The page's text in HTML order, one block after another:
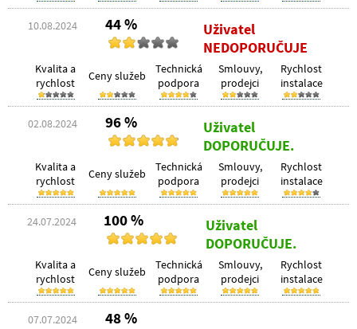
10.08.2024 44 %
Uživatel
NEDOPORUČUJE
Kvalita a
rychlost
Ceny služeb
Technická
podpora
Smlouvy,
prodejci
Rychlost
instalace
02.08.2024 96 %
Uživatel
DOPORUČUJE.
Kvalita a
rychlost
Ceny služeb
Technická
podpora
Smlouvy,
prodejci
Rychlost
instalace
24.07.2024 100 %
Uživatel
DOPORUČUJE.
Kvalita a
rychlost
Ceny služeb
Technická
podpora
Smlouvy,
prodejci
Rychlost
instalace
07.07.2024 48 %